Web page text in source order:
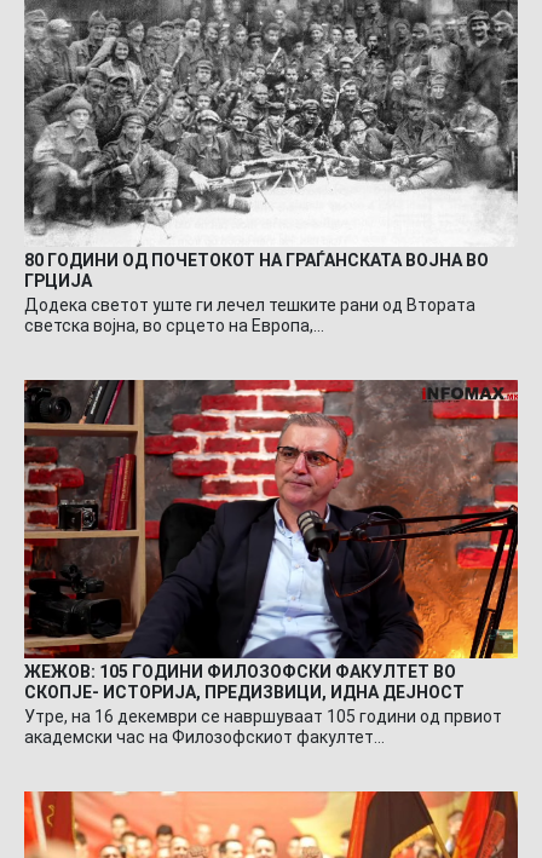
80 ГОДИНИ ОД ПОЧЕТОКОТ НА ГРАЃАНСКАТА ВОЈНА ВО
ГРЦИЈА
Додека светот уште ги лечел тешките рани од Втората
светска војна, во срцето на Европа,…
ЖЕЖОВ: 105 ГОДИНИ ФИЛОЗОФСКИ ФАКУЛТЕТ ВО
СКОПЈЕ- ИСТОРИЈА, ПРЕДИЗВИЦИ, ИДНА ДЕЈНОСТ
Утре, на 16 декември се навршуваат 105 години од првиот
академски час на Филозофскиот факултет…